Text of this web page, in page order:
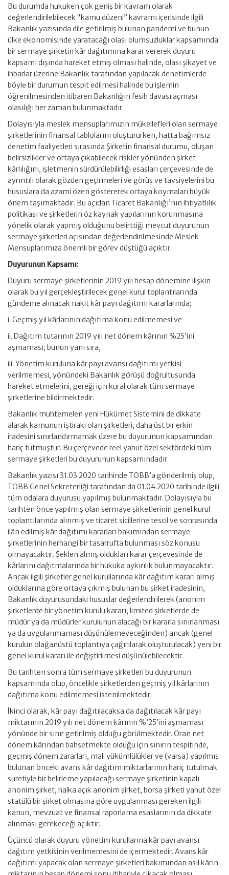
Bu durumda hukuken çok geniş bir kavram olarak
değerlendirilebilecek “kamu düzeni” kavramı içerisinde ilgili
Bakanlık yazısında dile getirilmiş bulunan pandemi ve bunun
ülke ekonomisinde yaratacağı olası olumsuzluklar kapsamında
bir sermaye şirketin kâr dağıtımına karar vererek duyuru
kapsamı dışında hareket etmiş olması halinde, olası şikayet ve
ihbarlar üzerine Bakanlık tarafından yapılacak denetimlerde
böyle bir durumun tespit edilmesi halinde bu işlemin
öğrenilmesinden itibaren Bakanlığın fesih davası açması
olasılığı her zaman bulunmaktadır.
Dolayısıyla meslek mensuplarımızın mükellefleri olan sermaye
şirketlerinin finansal tablolarını oluştururken, hatta bağımsız
denetim faaliyetleri sırasında Şirketin finansal durumu, oluşan
belirsizlikler ve ortaya çıkabilecek riskler yönünden şirket
kârlılığını, işletmenin sürdürülebilirliği esasları çerçevesinde de
ayrıntılı olarak gözden geçirmeleri ve görüş ve tavsiyelerini bu
hususlara da azami özen göstererek ortaya koymaları büyük
önem taşımaktadır. Bu açıdan Ticaret Bakanlığı’nın ihtiyatlılık
politikası ve şirketlerin öz kaynak yapılarının korunmasına
yönelik olarak yapmış olduğunu belirttiği mevcut duyurunun
sermaye şirketleri açısından değerlendirilmesinde Meslek
Mensuplarımıza önemli bir görev düştüğü açıktır.
Duyurunun Kapsamı:
Duyuru sermaye şirketlerinin 2019 yılı hesap dönemine ilişkin
olarak bu yıl gerçekleştirilecek genel kurul toplantılarında
gündeme alınacak nakit kâr payı dağıtımı kararlarında;
i. Geçmiş yıl kârlarının dağıtıma konu edilmemesi ve
ii. Dağıtım tutarının 2019 yılı net dönem kârının %25’ini
aşmaması; bunun yanı sıra,
iii. Yönetim kuruluna kâr payı avansı dağıtımı yetkisi
verilmemesi, yönündeki Bakanlık görüşü doğrultusunda
hareket etmelerini, gereği için kural olarak tüm sermaye
şirketlerine bildirmektedir.
Bakanlık muhtemelen yeni Hükümet Sistemini de dikkate
alarak kamunun iştiraki olan şirketleri, daha üst bir erkin
iradesini sınırlandırmamak üzere bu duyurunun kapsamından
hariç tutmuştur. Bu çerçevede reel yahut özel sektördeki tüm
sermaye şirketleri bu duyurunun kapsamındadır.
Bakanlık yazısı 31.03.2020 tarihinde TOBB’a gönderilmiş olup,
TOBB Genel Sekreterliği tarafından da 01.04.2020 tarihinde ilgili
tüm odalara duyurusu yapılmış bulunmaktadır. Dolayısıyla bu
tarihten önce yapılmış olan sermaye şirketlerinin genel kurul
toplantılarında alınmış ve ticaret sicillerine tescil ve sonrasında
ilân edilmiş kâr dağıtımı kararları bakımından sermaye
şirketlerinin herhangi bir tasarrufta bulunması söz konusu
olmayacaktır. Şeklen almış oldukları karar çerçevesinde de
kârlarını dağıtmalarında bir hukuka aykırılık bulunmayacaktır.
Ancak ilgili şirketler genel kurullarında kâr dağıtım kararı almış
olduklarına göre ortaya çıkmış bulunan bu şirket iradesinin,
Bakanlık duyurusundaki hususlar değerlendirilerek (anonim
şirketlerde bir yönetim kurulu kararı, limited şirketlerde de
müdür ya da müdürler kurulunun alacağı bir kararla sınırlanması
ya da uygulanmaması düşünülemeyeceğinden) ancak (genel
kurulun olağanüstü toplantıya çağırılarak oluşturulacak) yeni bir
genel kurul kararı ile değiştirilmesi düşünülebilecektir.
Bu tarihten sonra tüm sermaye şirketleri bu duyurunun
kapsamında olup, öncelikle şirketlerden geçmiş yıl kârlarının
dağıtıma konu edilmemesi istenilmektedir.
İkinci olarak, kâr payı dağıtılacaksa da dağıtılacak kâr payı
miktarının 2019 yılı net dönem kârının %’25’ini aşmaması
yönünde bir sınır getirilmiş olduğu görülmektedir. Oran net
dönem kârından bahsetmekte olduğu için sınırın tespitinde,
geçmiş dönem zararları, mali yükümlülükler ve (varsa) yapılmış
bulunan önceki avans kâr dağıtım miktarlarının hariç tutulmak
suretiyle bir belirleme yapılacağı sermaye şirketinin kapalı
anonim şirket, halka açık anonim şirket, borsa şirketi yahut özel
statülü bir şirket olmasına göre uygulanması gereken ilgili
kanun, mevzuat ve finansal raporlama esaslarının da dikkate
alınması gerekeceği açıktır.
Üçüncü olarak duyuru yönetim kurullarına kâr payı avansı
dağıtım yetkisinin verilmemesini de içermektedir. Avans kâr
dağıtımı yapacak olan sermaye şirketleri bakımından asıl kârın